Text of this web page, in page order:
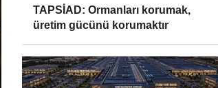
TAPSİAD: Ormanları korumak,
üretim gücünü korumaktır